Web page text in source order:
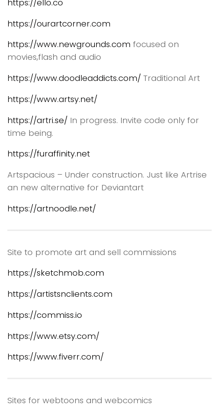
https://ello.co
https://ourartcorner.com
https://www.newgrounds.com focused on
movies,flash and audio
https://www.doodleaddicts.com/ Traditional Art
https://www.artsy.net/
https://artri.se/ In progress. Invite code only for
time being.
https://furaffinity.net
Artspacious – Under construction. Just like Artrise
an new alternative for Deviantart
https://artnoodle.net/
Site to promote art and sell commissions
https://sketchmob.com
https://artistsnclients.com
https://commiss.io
https://www.etsy.com/
https://www.fiverr.com/
Sites for webtoons and webcomics